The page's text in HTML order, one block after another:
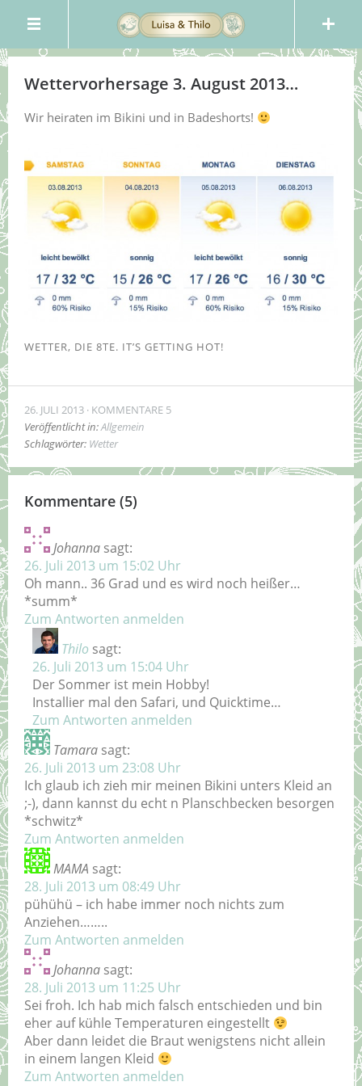
Wettervorhersage 3. August 2013…
Wir heiraten im Bikini und in Badeshorts!
WETTER, DIE 8TE. IT’S GETTING HOT!
26. JULI 2013 KOMMENTARE 5
Veröffentlicht in:Allgemein
Schlagwörter: Wetter
Kommentare (5)
Johanna sagt:
26. Juli 2013 um 15:02 Uhr
Oh mann.. 36 Grad und es wird noch heißer…
*summ*
Zum Antworten anmelden
Thilo sagt:
26. Juli 2013 um 15:04 Uhr
Der Sommer ist mein Hobby!
Installier mal den Safari, und Quicktime…
Zum Antworten anmelden
Tamara sagt:
26. Juli 2013 um 23:08 Uhr
Ich glaub ich zieh mir meinen Bikini unters Kleid an
;-), dann kannst du echt n Planschbecken besorgen
*schwitz*
Zum Antworten anmelden
MAMA sagt:
28. Juli 2013 um 08:49 Uhr
pühühü – ich habe immer noch nichts zum
Anziehen……..
Zum Antworten anmelden
Johanna sagt:
28. Juli 2013 um 11:25 Uhr
Sei froh. Ich hab mich falsch entschieden und bin
eher auf kühle Temperaturen eingestellt
Aber dann leidet die Braut wenigstens nicht allein
in einem langen Kleid
Zum Antworten anmelden